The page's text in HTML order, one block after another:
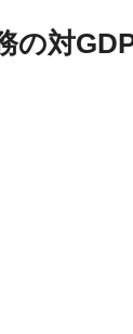
の対